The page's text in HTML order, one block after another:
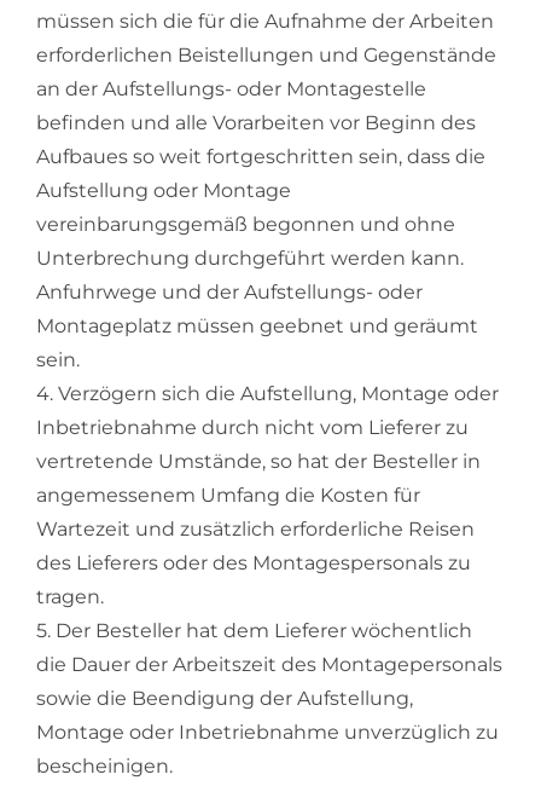
müssen sich die für die Aufnahme der Arbeiten
erforderlichen Beistellungen und Gegenstände
an der Aufstellungs- oder Montagestelle
befinden und alle Vorarbeiten vor Beginn des
Aufbaues so weit fortgeschritten sein, dass die
Aufstellung oder Montage
vereinbarungsgemäß begonnen und ohne
Unterbrechung durchgeführt werden kann.
Anfuhrwege und der Aufstellungs- oder
Montageplatz müssen geebnet und geräumt
sein.
4. Verzögern sich die Aufstellung, Montage oder
Inbetriebnahme durch nicht vom Lieferer zu
vertretende Umstände, so hat der Besteller in
angemessenem Umfang die Kosten für
Wartezeit und zusätzlich erforderliche Reisen
des Lieferers oder des Montagespersonals zu
tragen.
5. Der Besteller hat dem Lieferer wöchentlich
die Dauer der Arbeitszeit des Montagepersonals
sowie die Beendigung der Aufstellung,
Montage oder Inbetriebnahme unverzüglich zu
bescheinigen.